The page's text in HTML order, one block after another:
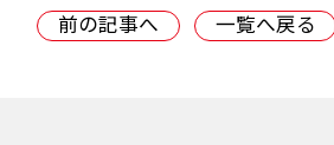
前の記事へ 一覧へ戻る